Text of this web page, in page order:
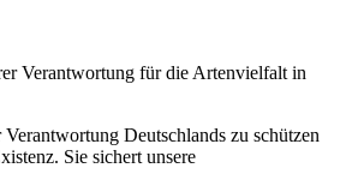
Verantwortung für die Artenvielfalt in
Deutschlands zu schützen
Sie sichert unsere